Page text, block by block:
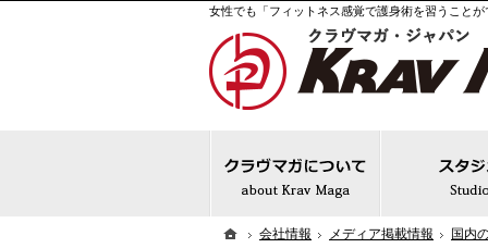
ホーム
会社情報 メディア掲載情報 国内